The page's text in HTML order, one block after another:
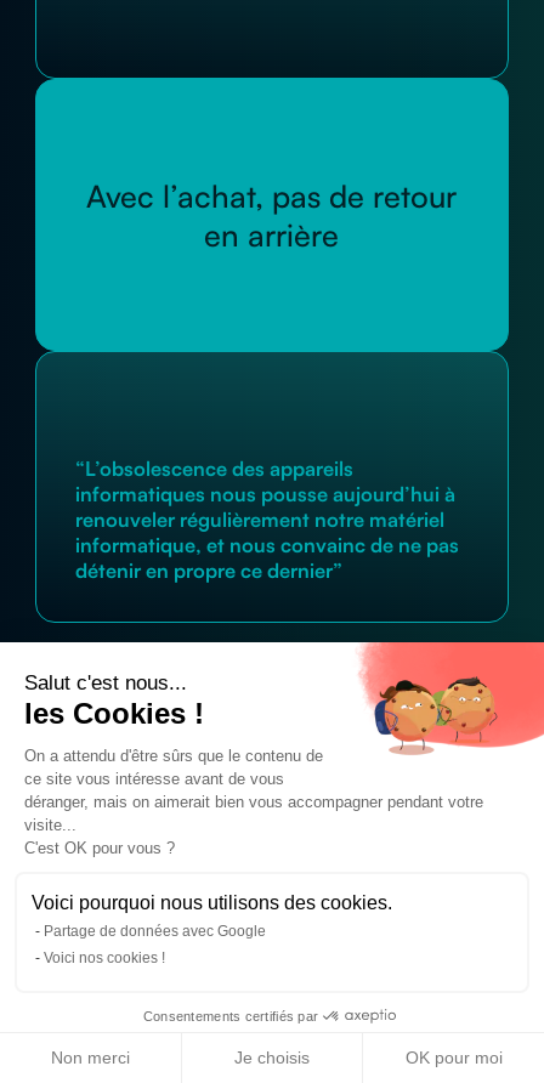
Salut c'est nous...
les Cookies !
On a attendu d'être sûrs que le contenu de
ce site vous intéresse avant de vous
déranger, mais on aimerait bien vous accompagner pendant votre
visite...
C'est OK pour vous ?
Voici pourquoi nous utilisons des cookies.
Partage de données avec Google
Voici nos cookies !
Consentements certifiés par
Non merci Je choisis OK pour moi
Avec l’achat, pas de retour
en arrière
“L’obsolescence des appareils
informatiques nous pousse aujourd’hui à
renouveler régulièrement notre matériel
informatique, et nous convainc de ne pas
détenir en propre ce dernier”
Le matériel informatique
qui s’adapte à votre
activité
+400références à notre catalogue
Location Macbook